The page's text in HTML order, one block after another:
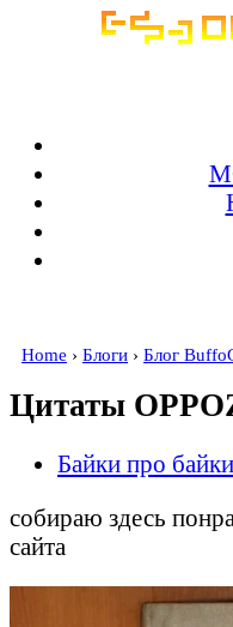
Home › Блоги › Блог
Цитаты
Байки про байки
собираю здесь
сайта